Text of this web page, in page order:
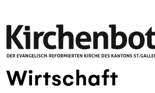
Wirtschaft